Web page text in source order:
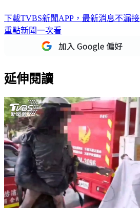
下載TVBS新聞APP，最新消息不漏接
重點新聞一次看
延伸閱讀